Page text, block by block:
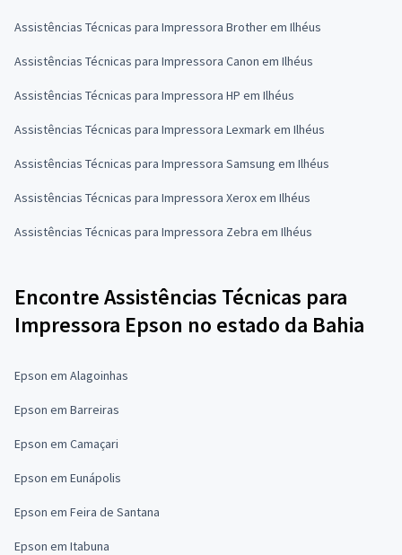
Assistências Técnicas para Impressora Brother em Ilhéus
Assistências Técnicas para Impressora Canon em Ilhéus
Assistências Técnicas para Impressora HP em Ilhéus
Assistências Técnicas para Impressora Lexmark em Ilhéus
Assistências Técnicas para Impressora Samsung em Ilhéus
Assistências Técnicas para Impressora Xerox em Ilhéus
Assistências Técnicas para Impressora Zebra em Ilhéus
Encontre Assistências Técnicas para
Impressora Epson no estado da Bahia
Epson em Alagoinhas
Epson em Barreiras
Epson em Camaçari
Epson em Eunápolis
Epson em Feira de Santana
Epson em Itabuna